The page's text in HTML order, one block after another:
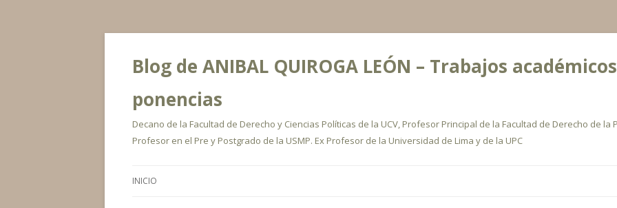
Blog de ANIBAL QUIROGA LEÓN – Trabajos
ponencias
Decano de la Facultad de Derecho y Ciencias Políticas de la UCV, Profesor Principal de la Facultad de Derecho de
Profesor en el Pre y Postgrado de la USMP. Ex Profesor de la Universidad de Lima y de la UPC
INICIO